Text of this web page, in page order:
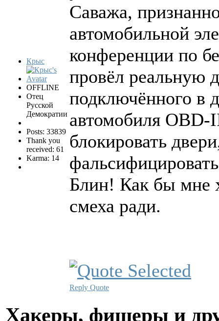
Крыс
OFFLINE
Отец
Русской
Демократии
Posts: 33839
Thank you
received: 61
Karma: 14
Саважа,
автомобильной
конференции по
провёл реальную
подключённого в
автомобиля OBD-
блокировать
Блин! Как бы мне
смеха ради.
Reply Quote
Хакеры, фишеры и